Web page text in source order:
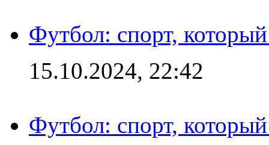
Футбол: спорт,
15.10.2024, 22:42
Футбол: спорт,